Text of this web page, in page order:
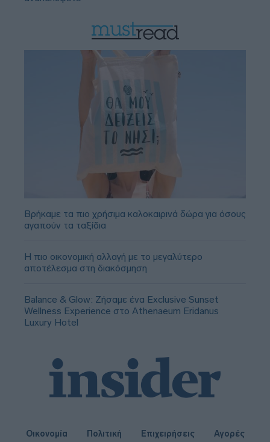
Βρήκαμε τα πιο χρήσιμα καλοκαιρινά δώρα για όσους
αγαπούν τα ταξίδια
Η πιο οικονομική αλλαγή με το μεγαλύτερο
αποτέλεσμα στη διακόσμηση
Balance & Glow: Ζήσαμε ένα Exclusive Sunset
Wellness Experience στο Athenaeum Eridanus
Luxury Hotel
Οικονομία Πολιτική Επιχειρήσεις Αγορές